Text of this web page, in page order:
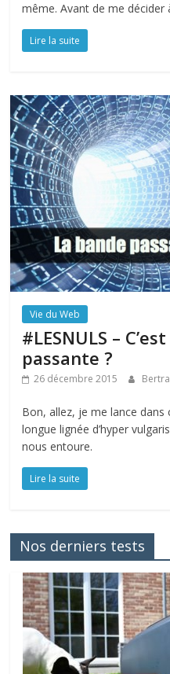
même. Avant de me décider
Lire la suite
Vie du Web
#LESNULS –
passante ?
26 décembre 2015
Bon, allez, je me lance dans
longue lignée d’hyper
nous entoure.
Lire la suite
Nos derniers tests